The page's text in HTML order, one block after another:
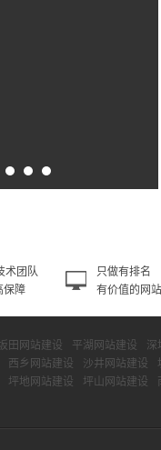
术团队
保障
只做有排名
有价值的网站
田网站建设 平湖网站建设
深
西乡网站建设 沙井网站建设
坪地网站建设 坪山网站建设